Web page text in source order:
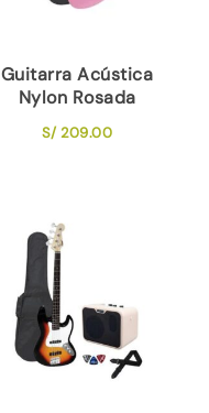
Guitarra Acústica
Nylon Rosada
S/209.00